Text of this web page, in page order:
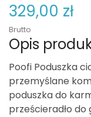
329,00 zł
Brutto
Opis
Poofi Poduszka
przemyślane
poduszka do
prześcieradło do